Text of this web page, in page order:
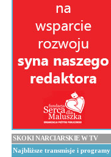
SKOKI NARCIARSKIE W TV
Najbliższe transmisje i programy